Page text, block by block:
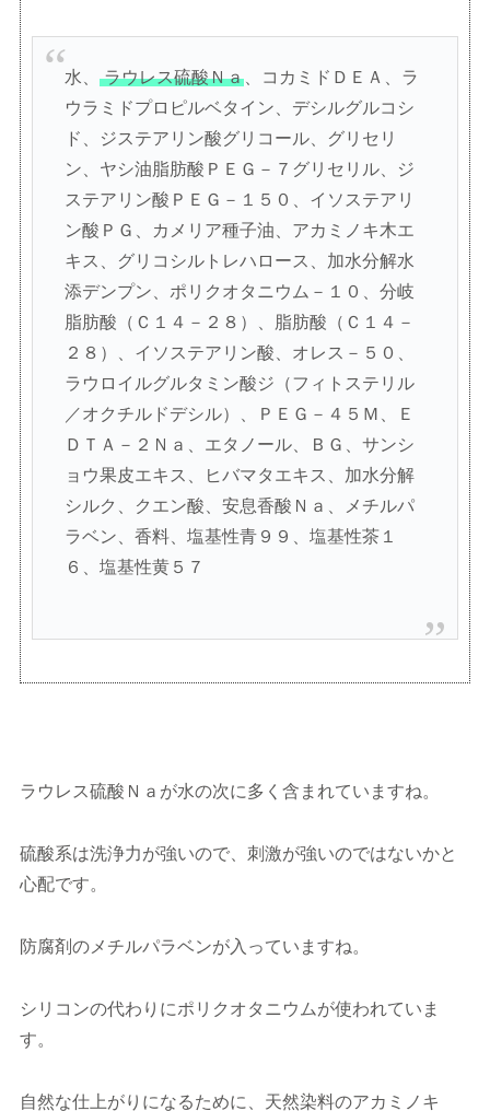
水、ラウレス硫酸Ｎａ 、コカミドＤＥＡ、ラ
ウラミドプロピルベタイン、デシルグルコシ
ド、ジステアリン酸グリコール、グリセリ
ン、ヤシ油脂肪酸ＰＥＧ－７グリセリル、ジ
ステアリン酸ＰＥＧ－１５０、イソステアリ
ン酸ＰＧ、カメリア種子油、アカミノキ木エ
キス、グリコシルトレハロース、加水分解水
添デンプン、ポリクオタニウム－１０、分岐
脂肪酸（Ｃ１４－２８）、脂肪酸（Ｃ１４－
２８）、イソステアリン酸、オレス－５０、
ラウロイルグルタミン酸ジ（フィトステリル
／オクチルドデシル）、ＰＥＧ－４５Ｍ、Ｅ
ＤＴＡ－２Ｎａ、エタノール、ＢＧ、サンシ
ョウ果皮エキス、ヒバマタエキス、加水分解
シルク、クエン酸、安息香酸Ｎａ、メチルパ
ラベン、香料、塩基性青９９、塩基性茶１
６、塩基性黄５７
ラウレス硫酸Ｎａが水の次に多く含まれていますね。
硫酸系は洗浄力が強いので、刺激が強いのではないかと
心配です。
防腐剤のメチルパラベンが入っていますね。
シリコンの代わりにポリクオタニウムが使われていま
す。
自然な仕上がりになるために、天然染料のアカミノキ